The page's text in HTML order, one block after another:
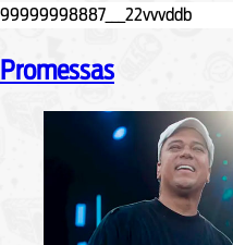
Promessas